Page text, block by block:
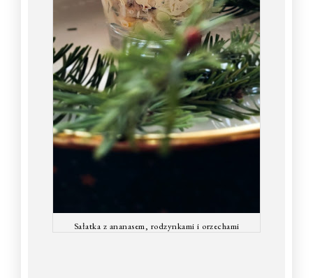
Sałatka z ananasem, rodzynkami i orzechami